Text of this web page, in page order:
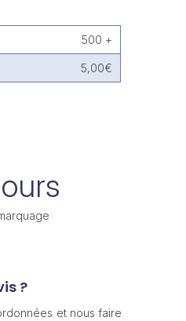
500 +
5,00€
?
et nous faire